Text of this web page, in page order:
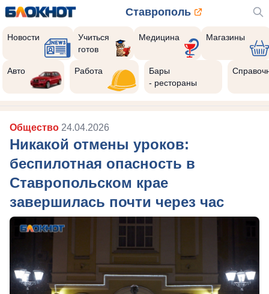
Ставрополь
Новости
Учиться
готов
Медицина Магазины
Авто Работа
Бары
- рестораны
Общество 24.04.2026
Никакой отмены уроков:
беспилотная опасность в
Ставропольском крае
завершилась почти через час